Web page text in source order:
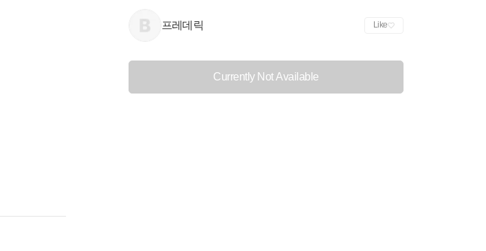
프레데릭 Like
Currently Not Available